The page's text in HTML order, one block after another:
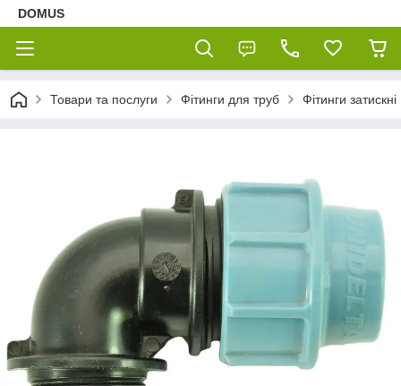
DOMUS
Товари та послуги Фітинги для труб Фітинги